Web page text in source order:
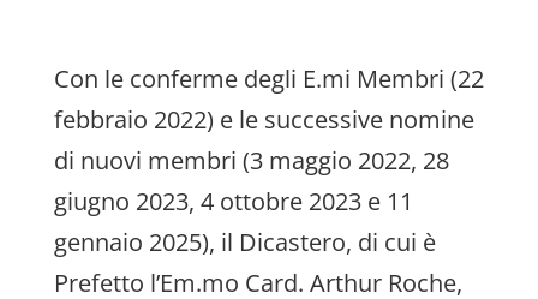
Con le conferme degli E.mi Membri (22
febbraio 2022) e le successive nomine
di nuovi membri (3 maggio 2022, 28
giugno 2023, 4 ottobre 2023 e 11
gennaio 2025), il Dicastero, di cui è
Prefetto l’Em.mo Card. Arthur Roche,